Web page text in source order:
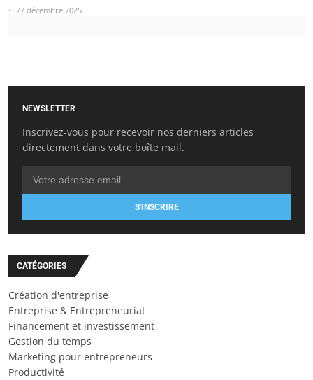
27 décembre 2025
NEWSLETTER
Inscrivez-vous pour recevoir nos derniers articles
directement dans votre boîte mail.
S'INSCRIRE
CATÉGORIES
Création d'entreprise
Entreprise & Entrepreneuriat
Financement et investissement
Gestion du temps
Marketing pour entrepreneurs
Productivité